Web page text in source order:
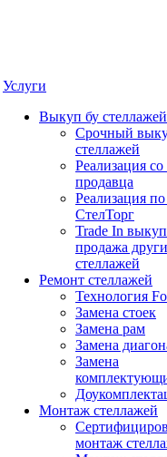
Услуги
Выкуп бу стеллажей
Срочный
стеллажей
Реализация со
продавца
Реализация
СтелТорг
Trade In
продажа
стеллажей
Ремонт стеллажей
Технология
Замена стоек
Замена рам
Замена
Замена
Монтаж стеллажей
монтаж